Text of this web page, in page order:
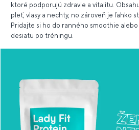
ktoré podporujú zdravie a vitalitu.
pleť, vlasy a nechty, no zároveň je ľahko
Pridajte si ho do ranného smoothie
desiatu po tréningu.